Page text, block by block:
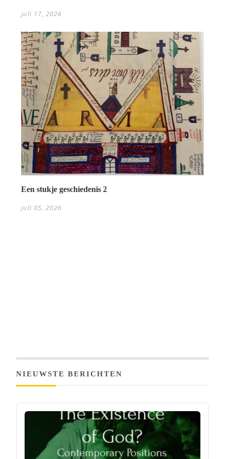
juli 17, 2026
Een stukje geschiedenis 2
juli 05, 2026
NIEUWSTE BERICHTEN